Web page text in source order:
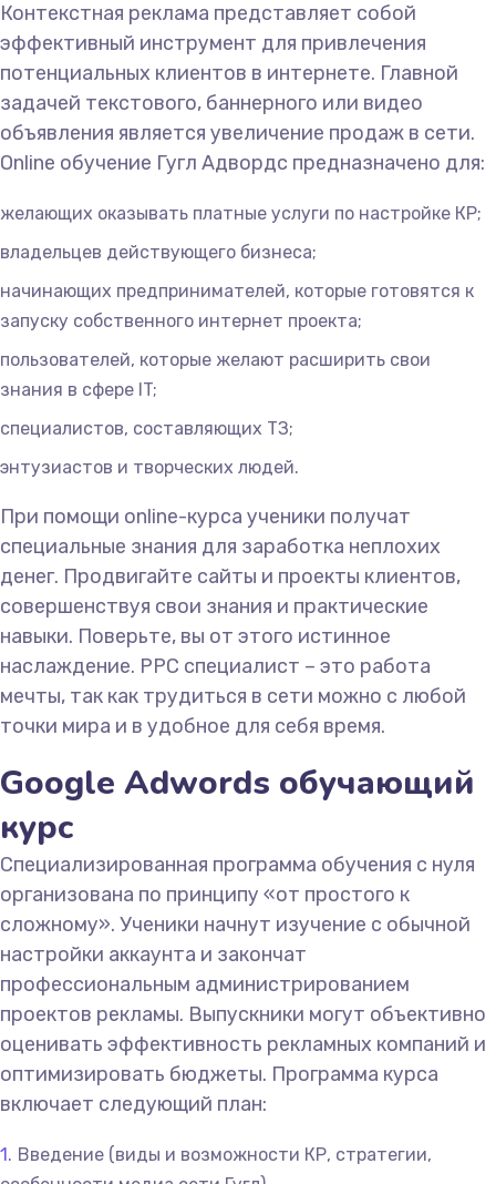
Контекстная реклама представляет собой
эффективный инструмент для привлечения
потенциальных клиентов в интернете. Главной
задачей текстового, баннерного или видео
объявления является увеличение продаж в сети.
Online обучение Гугл Адвордс предназначено для:
желающих оказывать платные услуги по настройке КР;
владельцев действующего бизнеса;
начинающих предпринимателей, которые готовятся к
запуску собственного интернет проекта;
пользователей, которые желают расширить свои
знания в сфере IT;
специалистов, составляющих ТЗ;
энтузиастов и творческих людей.
При помощи online-курса ученики получат
специальные знания для заработка неплохих
денег. Продвигайте сайты и проекты клиентов,
совершенствуя свои знания и практические
навыки. Поверьте, вы от этого истинное
наслаждение. PPC специалист – это работа
мечты, так как трудиться в сети можно с любой
точки мира и в удобное для себя время.
Google Adwords обучающий
курс
Специализированная программа обучения с нуля
организована по принципу «от простого к
сложному». Ученики начнут изучение с обычной
настройки аккаунта и закончат
профессиональным администрированием
проектов рекламы. Выпускники могут объективно
оценивать эффективность рекламных компаний и
оптимизировать бюджеты. Программа курса
включает следующий план:
Введение (виды и возможности КР, стратегии,